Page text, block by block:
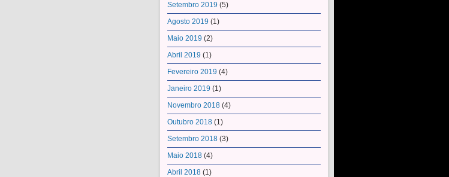
Setembro 2019 (5)
Agosto 2019 (1)
Maio 2019 (2)
Abril 2019 (1)
Fevereiro 2019 (4)
Janeiro 2019 (1)
Novembro 2018 (4)
Outubro 2018 (1)
Setembro 2018 (3)
Maio 2018 (4)
Abril 2018 (1)